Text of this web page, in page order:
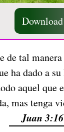
Download
de tal
ha dado a
aquel que
mas tenga
Juan 3:16